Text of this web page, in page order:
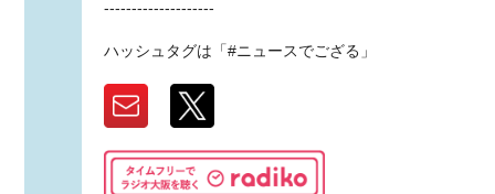
--------------------
ハッシュタグは「#ニュースでござる」